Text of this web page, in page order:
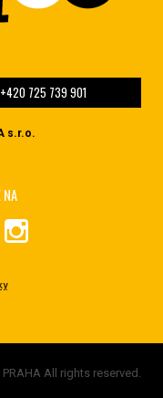
+420 725 739 901
s.r.o.
NA
PRAHA All rights reserved.